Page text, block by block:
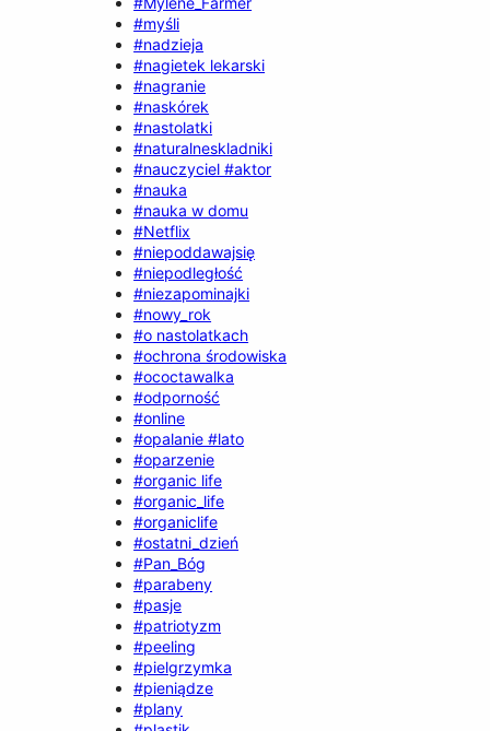
#myśli
#nadzieja
#nagietek lekarski
#nagranie
#naskórek
#nastolatki
#naturalneskladniki
#nauczyciel #aktor
#nauka
#nauka w domu
#Netflix
#niepoddawajsię
#niepodległość
#niezapominajki
#nowy_rok
#o nastolatkach
#ochrona środowiska
#ococtawalka
#odporność
#online
#opalanie #lato
#oparzenie
#organic life
#organic_life
#organiclife
#ostatni_dzień
#Pan_Bóg
#parabeny
#pasje
#patriotyzm
#peeling
#pielgrzymka
#pieniądze
#plany